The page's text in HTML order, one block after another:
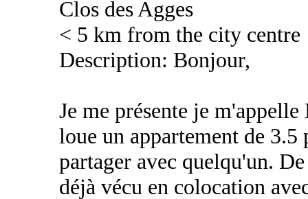
Clos des Agges
< 5 km from the city centre
Description: Bonjour,
Je me présente je
loue un appartement de
partager avec quelqu'un.
déjà vécu en colocation